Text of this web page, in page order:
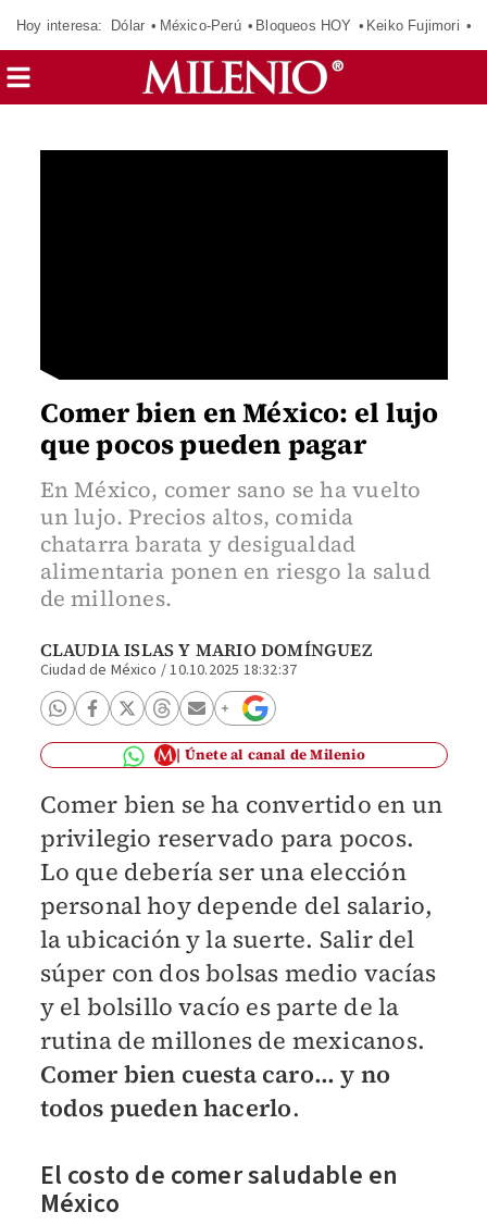
Hoy interesa: Dólar México-Perú Bloqueos HOY Keiko Fujimori
Comer bien en México: el lujo
que pocos pueden pagar
En México, comer sano se ha vuelto
un lujo. Precios altos, comida
chatarra barata y desigualdad
alimentaria ponen en riesgo la salud
de millones.
CLAUDIA ISLASY MARIO DOMÍNGUEZ
Ciudad de México /10.10.2025 18:32:37
Únete al canal de Milenio
Comer bien se ha convertido en un
privilegio reservado para pocos.
Lo que debería ser una elección
personal hoy depende del salario,
la ubicación y la suerte. Salir del
súper con dos bolsas medio vacías
y el bolsillo vacío es parte de la
rutina de millones de mexicanos.
Comer bien cuesta caro… y no
todos pueden hacerlo.
El costo de comer saludable en
México